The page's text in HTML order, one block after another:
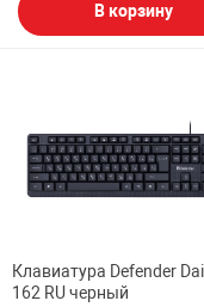
В корзину
Клавиатура Defender
162 RU черный